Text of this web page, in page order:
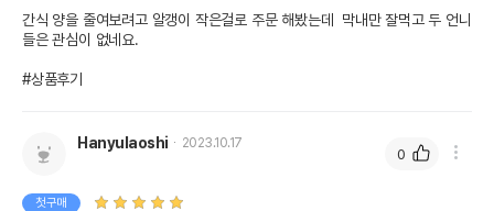
간식 양을 줄여보려고 알갱이 작은걸로 주문 해봤는데  막내만 잘먹고 두 언니
들은 관심이 없네요.
#상품후기
Hanyulaoshi 2023.10.17
첫구매
0